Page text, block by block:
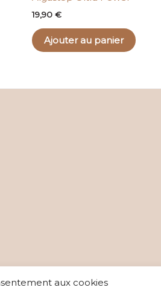
aux cookies
19,90 €
Ajouter au panier